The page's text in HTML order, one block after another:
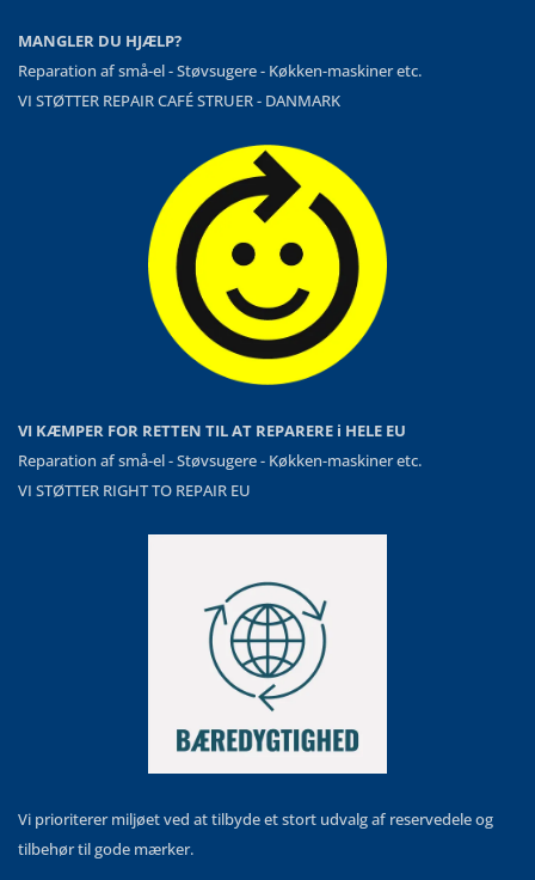
MANGLER DU HJÆLP?
Reparation af små-el - Støvsugere - Køkken-maskiner etc.
VI STØTTER REPAIR CAFÉ STRUER - DANMARK
VI KÆMPER FOR RETTEN TIL AT REPARERE i HELE EU
Reparation af små-el - Støvsugere - Køkken-maskiner etc.
VI STØTTER RIGHT TO REPAIR EU
Vi prioriterer miljøet ved at tilbyde et stort udvalg af reservedele og
tilbehør til gode mærker.